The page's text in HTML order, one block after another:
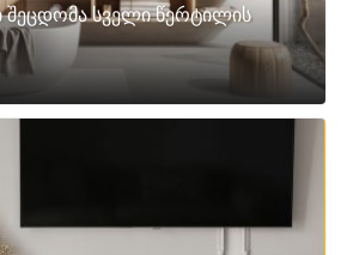
შეცდომა სველი წერტილის